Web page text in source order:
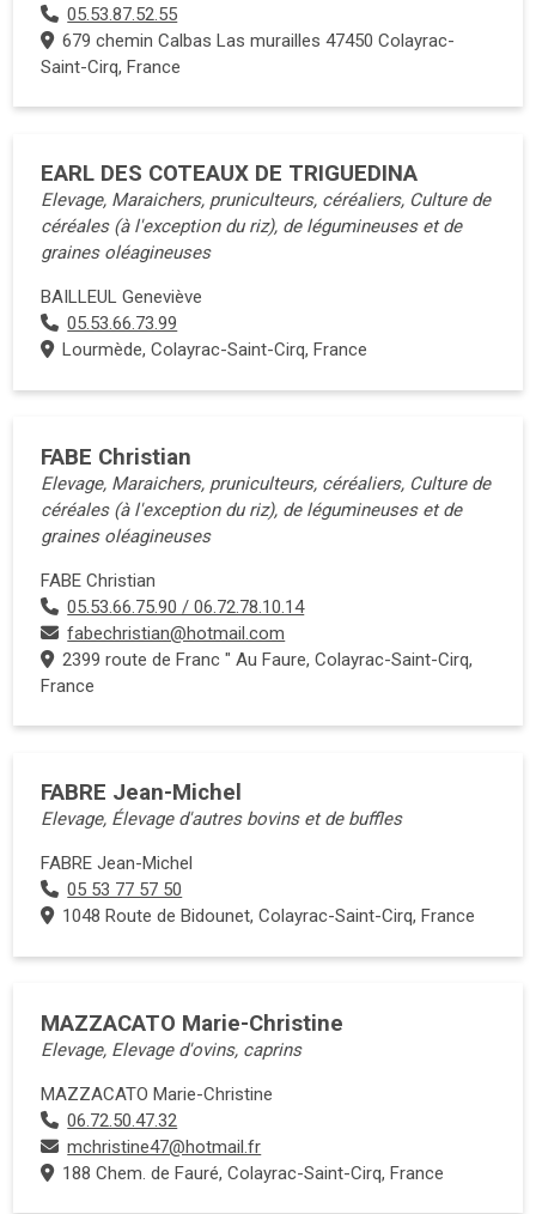
05.53.87.52.55
679 chemin Calbas Las murailles 47450 Colayrac-
Saint-Cirq, France
EARL DES COTEAUX DE TRIGUEDINA
Elevage, Maraichers, pruniculteurs, céréaliers, Culture de
céréales (à l'exception du riz), de légumineuses et de
graines oléagineuses
BAILLEUL Geneviève
05.53.66.73.99
Lourmède, Colayrac-Saint-Cirq, France
FABE Christian
Elevage, Maraichers, pruniculteurs, céréaliers, Culture de
céréales (à l'exception du riz), de légumineuses et de
graines oléagineuses
FABE Christian
05.53.66.75.90 / 06.72.78.10.14
fabechristian@hotmail.com
2399 route de Franc " Au Faure, Colayrac-Saint-Cirq,
France
FABRE Jean-Michel
Elevage, Élevage d'autres bovins et de buffles
FABRE Jean-Michel
05 53 77 57 50
1048 Route de Bidounet, Colayrac-Saint-Cirq, France
MAZZACATO Marie-Christine
Elevage, Elevage d'ovins, caprins
MAZZACATO Marie-Christine
06.72.50.47.32
mchristine47@hotmail.fr
188 Chem. de Fauré, Colayrac-Saint-Cirq, France